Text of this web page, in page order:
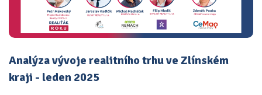
Analýza vývoje realitního trhu ve Zlínském
kraji - leden 2025